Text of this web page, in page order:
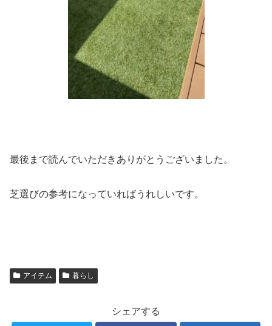
最後まで読んでいただきありがとうございました。
芝選びの参考になっていればうれしいです。
アイテム 暮らし
シェアする